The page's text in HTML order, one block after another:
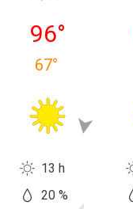
martes, 11/08
96°
67°
13 h
20 %